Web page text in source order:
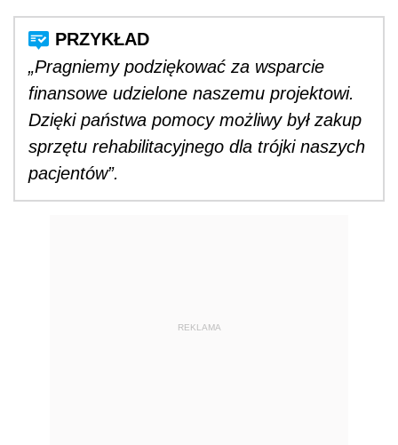
„Pragniemy podziękować za wsparcie
finansowe udzielone naszemu projektowi.
Dzięki państwa pomocy możliwy był zakup
sprzętu rehabilitacyjnego dla trójki naszych
pacjentów”.
REKLAMA